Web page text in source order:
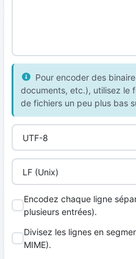
Pour encoder des
documents, etc.), utilisez le
de fichiers un peu plus bas
Encodez chaque ligne
plusieurs entrées).
Divisez les lignes en
MIME).